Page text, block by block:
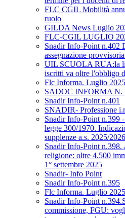
FLC CGIL Mobilità
ruolo
GILDA News Luglio
FLC-CGIL LUGLIO
Snadir Info-Point n.402
assegnazione
UIL SCUOLA RUA:la
iscritti va oltre l'obbligo
Flc Informa. Luglio
SADOC INFORMA N.
Snadir Info-Point n.401
SNADIR- Professione
Snadir Info-Point n.399
legge 300/1970.
supplenze a.s. 2025/2026
Snadir Info-Point n.398.
religione: oltre 4.500
1° settembre 2025
Snadir- Info Point
Snadir Info-Point n.395
Flc Informa. Luglio
Snadir Info-Point
commissione, FGU: